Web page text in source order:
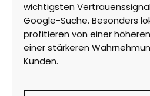
wichtigsten
Google-Suche. Besonders
profitieren von einer
einer stärkeren
Kunden.